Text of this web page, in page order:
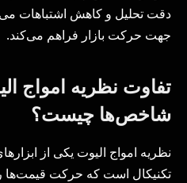
دقت تحلیل و کاهش اشتباهات
جهت حرکت بازار فراهم می‌کند.
تفاوت نظریه امواج
شاخص‌ها چیست؟
نظریه امواج الیوت یکی از
تکنیکال است که حرکت قیمت‌ها